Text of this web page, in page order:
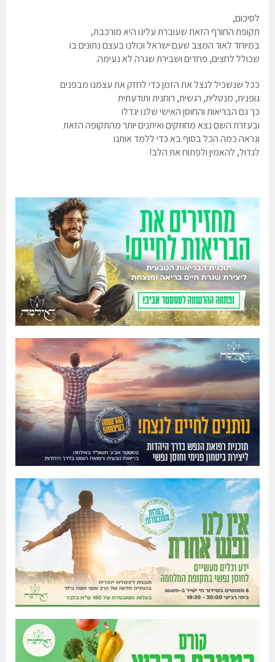
לסיכום,
תקופת החורף הזאת שעוברת עלינו היא מורכבת,
במיוחד לאור המצב שעם ישראל וכולנו בעצם נתונים בו
שכולל לחצים, פחדים ושבירת שגרה לא נעימה.
ככל שנשכיל לנצל את הזמן כדי לחזק את עצמנו מבפנים
גופנית, מנטלית, רגשית, רוחנית ותודעתית
כך גם הבריאות והחוסן האישי שלנו יגדלו
ובעזרת השם נצא מחוזקים ואיתנים יותר מהתקופה הזאת
ונראה כמה הכל בסוף בא כדי ללמד אותנו
לגדול, להאמין ולפתוח את הלב!